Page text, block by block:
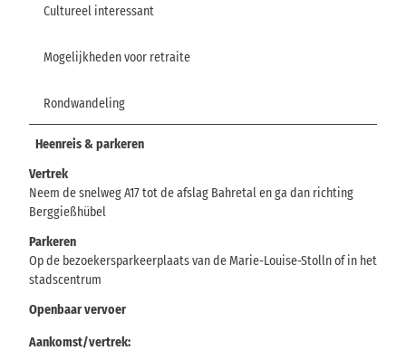
Cultureel interessant
Mogelijkheden voor retraite
Rondwandeling
Heenreis & parkeren
Vertrek
Neem de snelweg A17 tot de afslag Bahretal en ga dan richting
Berggießhübel
Parkeren
Op de bezoekersparkeerplaats van de Marie-Louise-Stolln of in het
stadscentrum
Openbaar vervoer
Aankomst/vertrek: